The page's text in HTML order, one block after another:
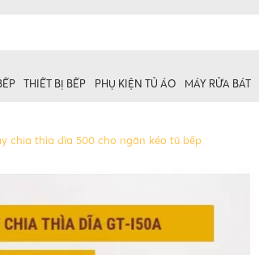
THIẾT BỊ BẾP PHỤ KIỆN TỦ ÁO MÁY RỬA BÁT
chia thìa dĩa 500 cho ngăn kéo tủ bếp